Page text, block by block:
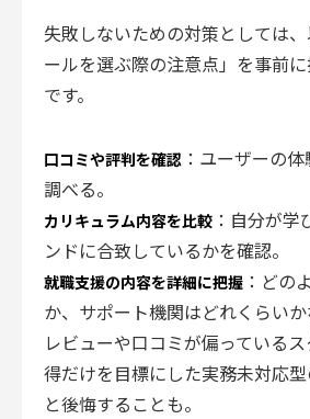
失敗しないための対策としては
ールを選ぶ際の注意点」を事前
です。
口コミや評判を確認 ：ユーザーの
調べる。
カリキュラム内容を比較 ：自分が
ンドに合致しているかを確認。
就職支援の内容を詳細に把握 ：どの
か、サポート機関はどれくらいか
レビューや口コミが偏っている
得だけを目標にした実務未対応
と後悔することも。